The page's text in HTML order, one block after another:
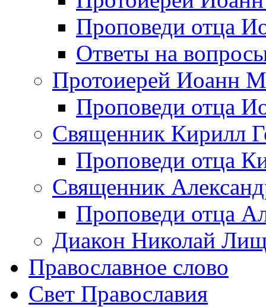
Проповеди отца
Ответы на
Протоиерей Иоанн
Проповеди отца
Священник Кирилл
Проповеди отца
Священник
Проповеди отца
Диакон Николай
Православное слово
Свет Православия